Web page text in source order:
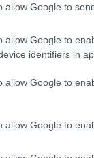
allow Google to
allow Google to
identifiers in
allow Google to
allow Google to